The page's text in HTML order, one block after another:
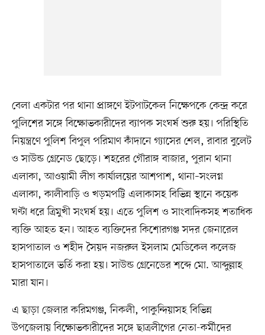
বেলা একটার পর থানা প্রাঙ্গণে ইটপাটকেল নিক্ষেপকে কেন্দ্র করে
পুলিশের সঙ্গে বিক্ষোভকারীদের ব্যাপক সংঘর্ষ শুরু হয়। পরিস্থিতি
নিয়ন্ত্রণে পুলিশ বিপুল পরিমাণ কাঁদানে গ্যাসের শেল, রাবার বুলেট
ও সাউন্ড গ্রেনেড ছোড়ে। শহরের গৌরাঙ্গ বাজার, পুরান থানা
এলাকা, আওয়ামী লীগ কার্যালয়ের আশপাশ, থানা–সংলগ্ন
এলাকা, কালীবাড়ি ও খড়মপট্টি এলাকাসহ বিভিন্ন স্থানে কয়েক
ঘণ্টা ধরে ত্রিমুখী সংঘর্ষ হয়। এতে পুলিশ ও সাংবাদিকসহ শতাধিক
ব্যক্তি আহত হন। আহত ব্যক্তিদের কিশোরগঞ্জ সদর জেনারেল
হাসপাতাল ও শহীদ সৈয়দ নজরুল ইসলাম মেডিকেল কলেজ
হাসপাতালে ভর্তি করা হয়। সাউন্ড গ্রেনেডের শব্দে মো. আব্দুল্লাহ
মারা যান।
এ ছাড়া জেলার করিমগঞ্জ, নিকলী, পাকুন্দিয়াসহ বিভিন্ন
উপজেলায় বিক্ষোভকারীদের সঙ্গে ছাত্রলীগের নেতা-কর্মীদের